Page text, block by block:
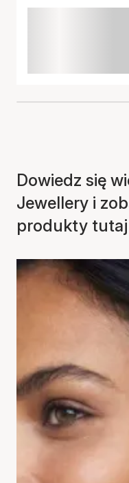
Dowiedz się
Jewellery i
produkty tutaj